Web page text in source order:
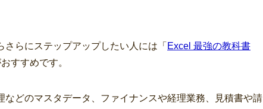
らにステップアップしたい人には「 Excel 最強の教科書
すすめです。
どのマスタデータ、ファイナンスや経理業務、見積書や請